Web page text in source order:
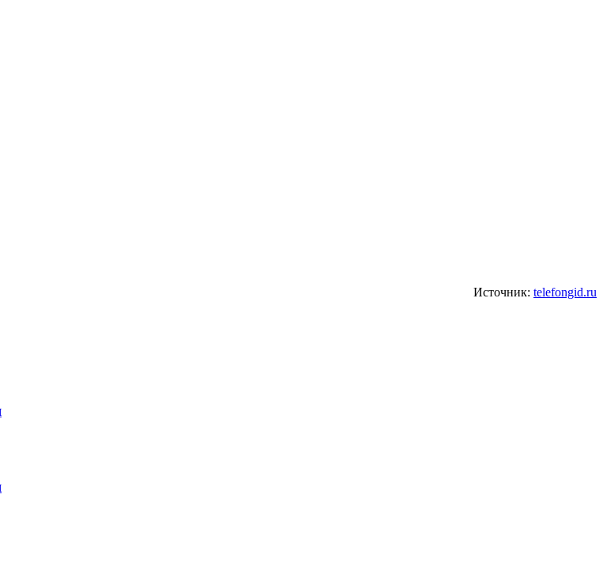
Источник: telefongid.ru